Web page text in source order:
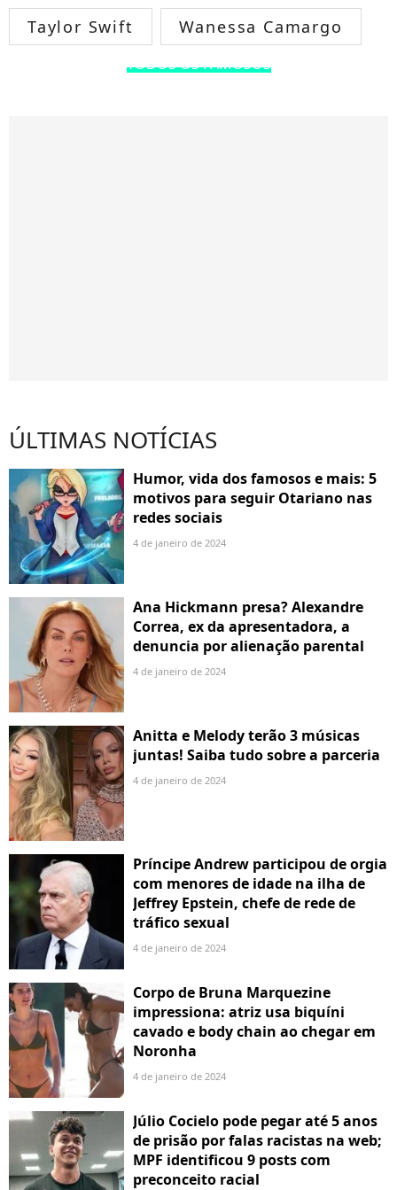
Taylor Swift Wanessa Camargo
TODOS OS FAMOSOS
ÚLTIMAS NOTÍCIAS
Humor, vida dos famosos e mais: 5
motivos para seguir Otariano nas
redes sociais
4 de janeiro de 2024
Ana Hickmann presa? Alexandre
Correa, ex da apresentadora, a
denuncia por alienação parental
4 de janeiro de 2024
Anitta e Melody terão 3 músicas
juntas! Saiba tudo sobre a parceria
4 de janeiro de 2024
Príncipe Andrew participou de orgia
com menores de idade na ilha de
Jeffrey Epstein, chefe de rede de
tráfico sexual
4 de janeiro de 2024
Corpo de Bruna Marquezine
impressiona: atriz usa biquíni
cavado e body chain ao chegar em
Noronha
4 de janeiro de 2024
Júlio Cocielo pode pegar até 5 anos
de prisão por falas racistas na web;
MPF identificou 9 posts com
preconceito racial